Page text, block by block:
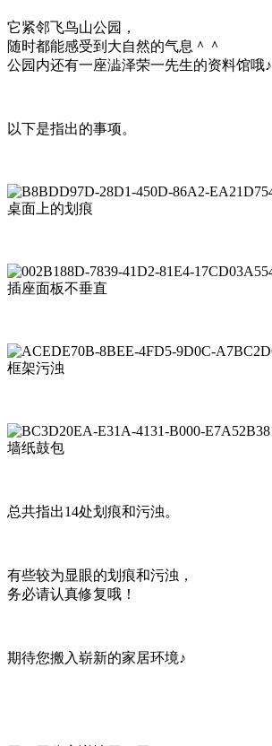
它紧邻飞鸟山公园，
随时都能感受到大自然的气息＾＾
公园内还有一座澁泽荣一先生的资料馆哦♪
以下是指出的事项。
桌面上的划痕
插座面板不垂直
框架污浊
墙纸鼓包
总共指出14处划痕和污浊。
有些较为显眼的划痕和污浊，
务必请认真修复哦！
期待您搬入崭新的家居环境♪